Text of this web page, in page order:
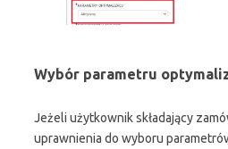
Wybór parametru
Jeżeli użytkownik składający
uprawnienia do wyboru